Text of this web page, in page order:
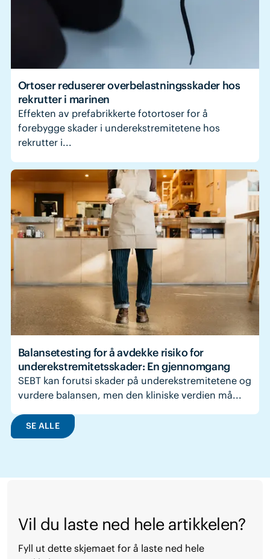
Ortoser reduserer overbelastningsskader hos
rekrutter i marinen
Effekten av prefabrikkerte fotortoser for å
forebygge skader i underekstremitetene hos
rekrutter i...
Balansetesting for å avdekke risiko for
underekstremitetsskader: En gjennomgang
SEBT kan forutsi skader på underekstremitetene og
vurdere balansen, men den kliniske verdien må...
SE ALLE
Vil du laste ned hele artikkelen?
Fyll ut dette skjemaet for å laste ned hele